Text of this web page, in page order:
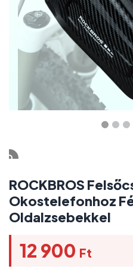
ROCKBROS
Okostelefonhoz
Oldalzsebekkel
12 900 Ft